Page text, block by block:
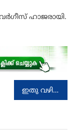
ഹാജരായി.
ഇതു വഴിയുളള യാത്ര കഠിനമെന്റയ്യപ്പാ….